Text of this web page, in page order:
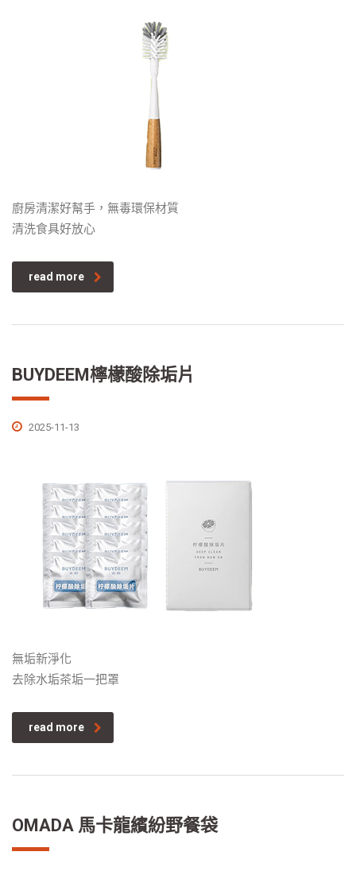
廚房清潔好幫手，無毒環保材質
清洗食具好放心
read more
BUYDEEM檸檬酸除垢片
2025-11-13
無垢新淨化
去除水垢茶垢一把罩
read more
OMADA 馬卡龍繽紛野餐袋